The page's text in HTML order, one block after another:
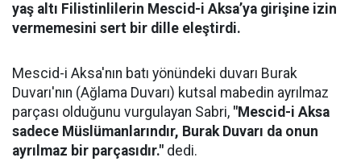
yaş altı Filistinlilerin Mescid-i Aksa’ya girişine izin
vermemesini sert bir dille eleştirdi.
Mescid-i Aksa'nın batı yönündeki duvarı Burak
Duvarı'nın (Ağlama Duvarı) kutsal mabedin ayrılmaz
parçası olduğunu vurgulayan Sabri, "Mescid-i Aksa
sadece Müslümanlarındır, Burak Duvarı da onun
ayrılmaz bir parçasıdır." dedi.